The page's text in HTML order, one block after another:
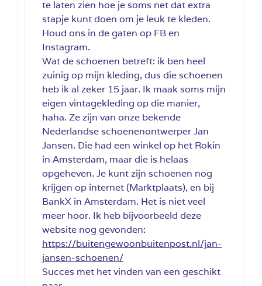
te laten zien hoe je soms net dat extra
stapje kunt doen om je leuk te kleden.
Houd ons in de gaten op FB en
Instagram.
Wat de schoenen betreft: ik ben heel
zuinig op mijn kleding, dus die schoenen
heb ik al zeker 15 jaar. Ik maak soms mijn
eigen vintagekleding op die manier,
haha. Ze zijn van onze bekende
Nederlandse schoenenontwerper Jan
Jansen. Die had een winkel op het Rokin
in Amsterdam, maar die is helaas
opgeheven. Je kunt zijn schoenen nog
krijgen op internet (Marktplaats), en bij
BankX in Amsterdam. Het is niet veel
meer hoor. Ik heb bijvoorbeeld deze
website nog gevonden:
https://buitengewoonbuitenpost.nl/jan-
jansen-schoenen/
Succes met het vinden van een geschikt